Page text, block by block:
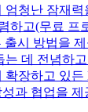
청난 잠재력
하고(무료 프
출시 방법을
는 데 전념하
장하고 있든
과 협업을 제